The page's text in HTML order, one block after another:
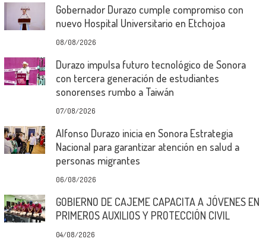
Gobernador Durazo cumple compromiso con
nuevo Hospital Universitario en Etchojoa
08/08/2026
Durazo impulsa futuro tecnológico de Sonora
con tercera generación de estudiantes
sonorenses rumbo a Taiwán
07/08/2026
Alfonso Durazo inicia en Sonora Estrategia
Nacional para garantizar atención en salud a
personas migrantes
06/08/2026
GOBIERNO DE CAJEME CAPACITA A JÓVENES EN
PRIMEROS AUXILIOS Y PROTECCIÓN CIVIL
04/08/2026